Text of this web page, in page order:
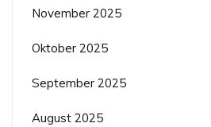
November 2025
Oktober 2025
September 2025
August 2025